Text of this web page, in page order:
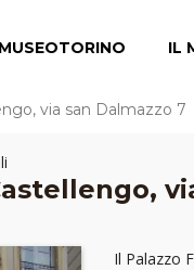
MUSEOTORINO IL
via san Dalmazzo 7
Il Palazzo